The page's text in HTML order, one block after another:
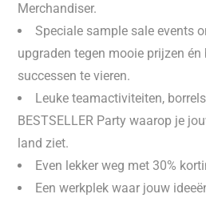
Merchandiser.
Speciale sample sale events
upgraden tegen mooie prijzen
successen te vieren.
Leuke teamactiviteiten,
BESTSELLER Party waarop je
land ziet.
Even lekker weg met 30%
Een werkplek waar jouw